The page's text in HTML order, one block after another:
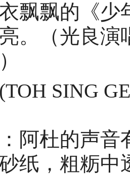
飘飘的《
。（光良
SING
杜的声音
纸，粗粝中